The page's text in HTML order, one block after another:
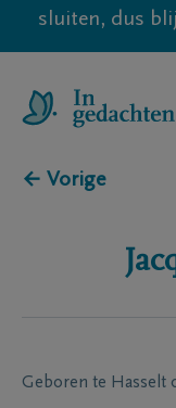
sluiten, dus
← Vorige
Geboren te Hasselt